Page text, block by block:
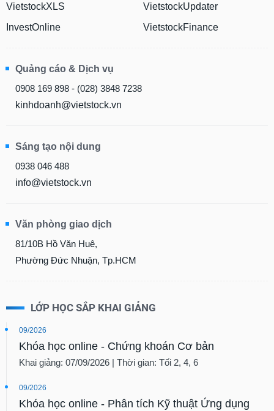
VietstockXLS
InvestOnline
VietstockUpdater
VietstockFinance
Quảng cáo & Dịch vụ
0908 169 898 - (028) 3848 7238
kinhdoanh@vietstock.vn
Sáng tạo nội dung
0938 046 488
info@vietstock.vn
Văn phòng giao dịch
81/10B Hồ Văn Huê,
Phường Đức Nhuận, Tp.HCM
LỚP HỌC SẮP KHAI GIẢNG
09/2026
Khóa học online - Chứng khoán Cơ bản
Khai giảng: 07/09/2026 | Thời gian: Tối 2, 4, 6
09/2026
Khóa học online - Phân tích Kỹ thuật Ứng dụng